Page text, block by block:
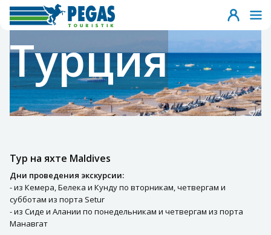
Турция
Тур на яхте Maldives
Дни проведения экскурсии:
- из Кемера, Белека и Кунду по вторникам, четвергам и
субботам из порта Setur
- из Сиде и Алании по понедельникам и четвергам из порта
Манавгат